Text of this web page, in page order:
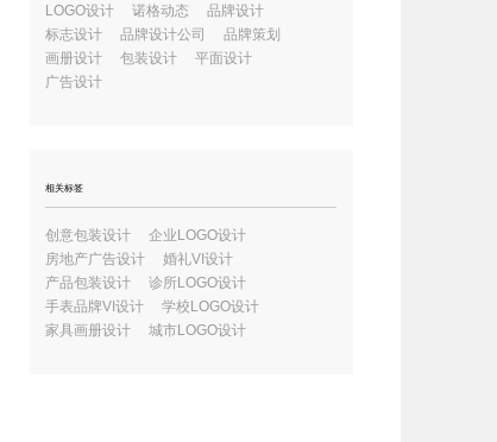
LOGO设计 诺格动态
品牌设计
标志设计
品牌设计公司
品牌策划
画册设计
包装设计
平面设计
广告设计
相关标签
创意包装设计
企业LOGO设计
房地产广告设计
婚礼VI设计
产品包装设计
诊所LOGO设计
手表品牌VI设计
学校LOGO设计
家具画册设计
城市LOGO设计